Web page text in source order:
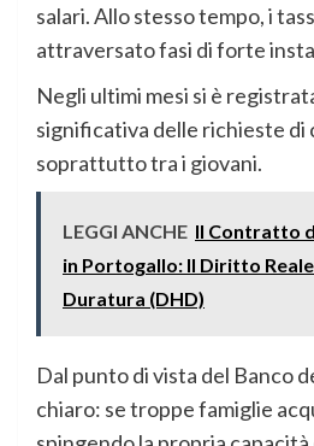
salari. Allo stesso tempo, i
attraversato fasi di forte
Negli ultimi mesi si è
significativa delle richieste di
soprattutto tra i giovani.
LEGGI ANCHE Il Contratto
in Portogallo: Il Diritto
Duratura (DHD)
Dal punto di vista del Banco
chiaro: se troppe famiglie